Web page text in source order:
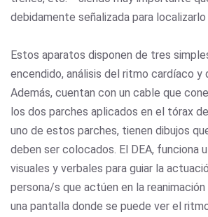
debidamente señalizada para
Estos aparatos disponen de tres
encendido, análisis del ritmo cardíaco y
Además, cuentan con un cable que
los dos parches aplicados en el tórax
uno de estos parches, tienen dibujos
deben ser colocados. El DEA, funciona
visuales y verbales para guiar la
persona/s que actúen en la
una pantalla donde se puede ver el